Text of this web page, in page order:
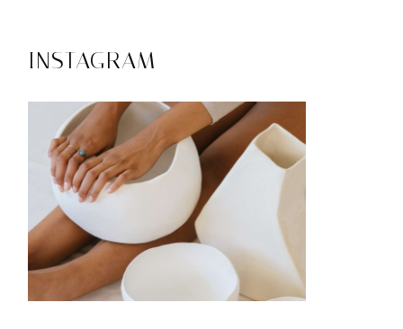
INSTAGRAM